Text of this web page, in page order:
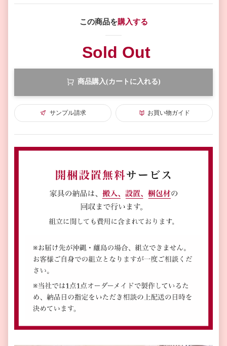
この商品を購入する
Sold Out
商品購入(カートに入れる)
サンプル請求 お買い物ガイド